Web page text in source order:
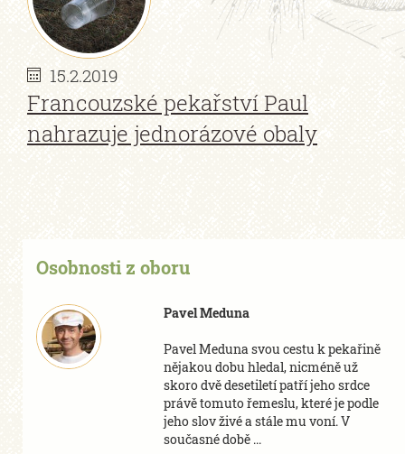
15.2.2019
Francouzské pekařství Paul
nahrazuje jednorázové obaly
Osobnosti z oboru
Pavel Meduna
Pavel Meduna svou cestu k pekařině
nějakou dobu hledal, nicméně už
skoro dvě desetiletí patří jeho srdce
právě tomuto řemeslu, které je podle
jeho slov živé a stále mu voní. V
současné době ...